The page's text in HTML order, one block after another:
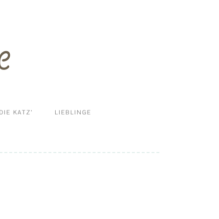
KATZ’
DIY
LIEBLINGE